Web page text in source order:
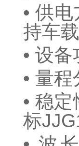
•供电
持车
• 设备
• 量程
• 稳定
标